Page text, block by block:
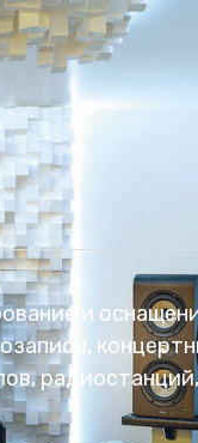
и
радиостанций,